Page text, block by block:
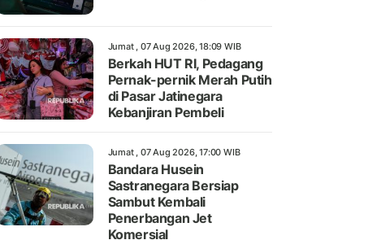
Jumat , 07 Aug 2026, 18:09 WIB
Berkah HUT RI, Pedagang
Pernak-pernik Merah Putih
di Pasar Jatinegara
Kebanjiran Pembeli
Jumat , 07 Aug 2026, 17:00 WIB
Bandara Husein
Sastranegara Bersiap
Sambut Kembali
Penerbangan Jet
Komersial